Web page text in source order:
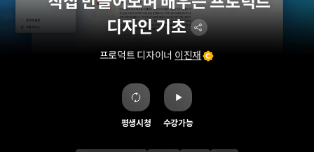
디자인 기초
프로덕트 디자이너 이진재
평생시청 수강가능